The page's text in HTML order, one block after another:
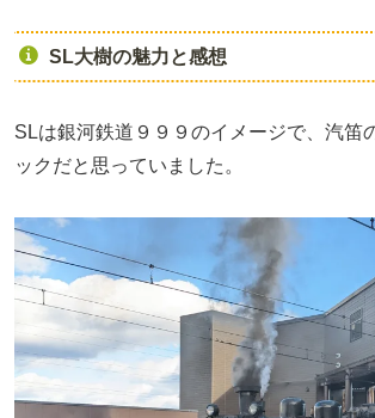
SL大樹の魅力と感想
SLは銀河鉄道９９９のイメージで、汽笛
ックだと思っていました。